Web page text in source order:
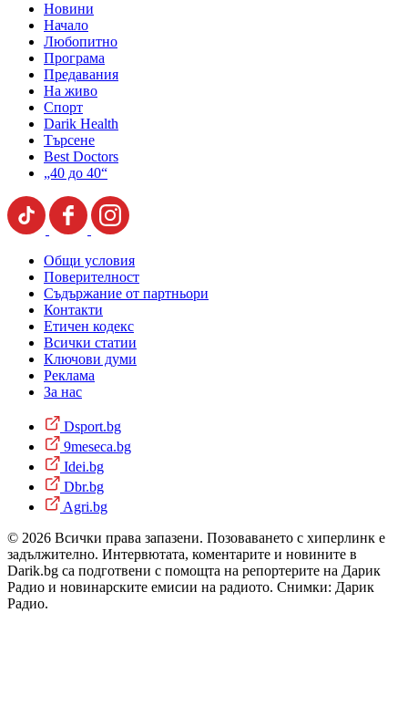
Новини
Начало
Любопитно
Програма
Предавания
На живо
Спорт
Darik Health
Търсене
Best Doctors
„40 до 40“
Общи условия
Поверителност
Съдържание от партньори
Контакти
Етичен кодекс
Всички статии
Ключови думи
Реклама
За нас
Dsport.bg
9meseca.bg
Idei.bg
Dbr.bg
Agri.bg
© 2026 Всички права запазени. Позоваването с хиперлинк е
задължително. Интервютата, коментарите и новините в
Darik.bg са подготвени с помощта на репортерите на Дарик
Радио и новинарските емисии на радиото. Снимки: Дарик
Радио.